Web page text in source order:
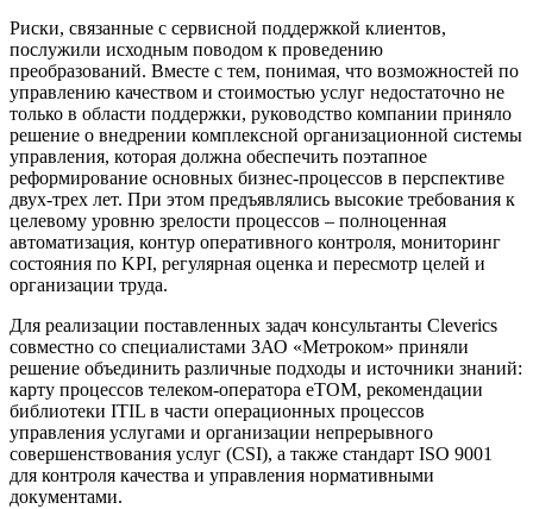
Риски, связанные с сервисной поддержкой клиентов,
послужили исходным поводом к проведению
преобразований. Вместе с тем, понимая, что возможностей по
управлению качеством и стоимостью услуг недостаточно не
только в области поддержки, руководство компании приняло
решение о внедрении комплексной организационной системы
управления, которая должна обеспечить поэтапное
реформирование основных бизнес-процессов в перспективе
двух-трех лет. При этом предъявлялись высокие требования к
целевому уровню зрелости процессов – полноценная
автоматизация, контур оперативного контроля, мониторинг
состояния по KPI, регулярная оценка и пересмотр целей и
организации труда.
Для реализации поставленных задач консультанты Cleverics
совместно со специалистами ЗАО «Метроком» приняли
решение объединить различные подходы и источники знаний:
карту процессов телеком-оператора eTOM, рекомендации
библиотеки ITIL в части операционных процессов
управления услугами и организации непрерывного
совершенствования услуг (CSI), а также стандарт ISO 9001
для контроля качества и управления нормативными
документами.